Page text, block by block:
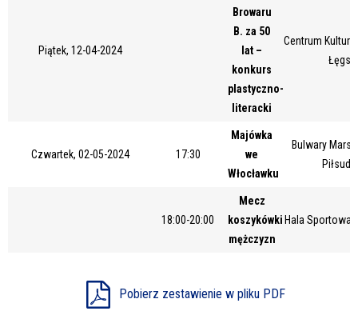
Promowane
Piątek, 12-04-2024
Browaru
B. za 50
lat –
konkurs
plastyczno-
literacki
Centrum Kultury
Czwartek, 02-05-2024 17:30
Majówka
we
Włocławku
Bulwary
18:00-20:00
Mecz
koszykówki
mężczyzn
Hala Sportowa
Pobierz zestawienie w pliku PDF